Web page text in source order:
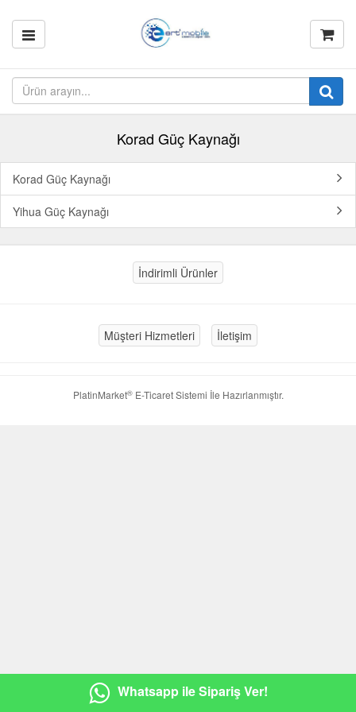
Korad Güç Kaynağı
Korad Güç Kaynağı
Yihua Güç Kaynağı
İndirimli Ürünler
Müşteri Hizmetleri İletişim
PlatinMarket®E-Ticaret Sistemi İle Hazırlanmıştır.
Whatsapp ile Sipariş Ver!